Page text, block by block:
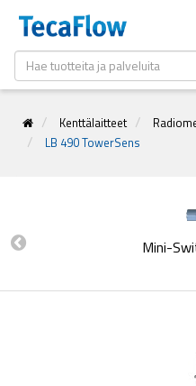
Kenttälaitteet
LB 490 TowerSens
Mini-